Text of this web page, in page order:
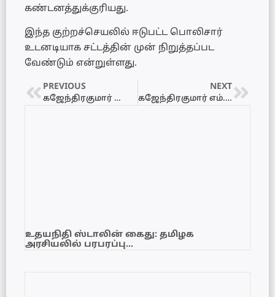
கண்டனத்துக்குரியது.
இந்த குற்றச்செயலில் ஈடுபட்ட பொலிசார்
உடனடியாக சட்டத்தின் முன் நிறுத்தப்பட
வேண்டும் என்றுள்ளது.
PREVIOUS
கஜேந்திரகுமார் பொன்னம்பலம் தாக்கப்பட்டமை தொடர்பாக நடவடிக்கை எடுக்கப்படும் – மனித உரிமைகள் ஆணைக்குழு
NEXT
கஜேந்திரகுமார் எம்.பி தாக்கப்பட்டமைக்கு சிறீதரன் எம்.பி கண்டனம்
உதயநிதி ஸ்டாலின் கைது: தமிழக
அரசியலில் பரபரப்பு…